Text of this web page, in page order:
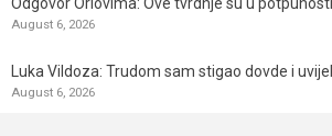
August 6, 2026
Luka Vildoza: Trudom sam stigao dovde i
August 6, 2026